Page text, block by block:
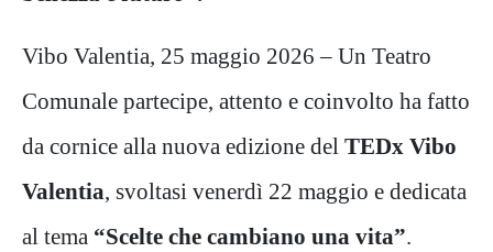
Vibo Valentia, 25 maggio 2026 – Un Teatro
Comunale partecipe, attento e coinvolto ha fatto
da cornice alla nuova edizione del TEDx Vibo
Valentia, svoltasi venerdì 22 maggio e dedicata
al tema “Scelte che cambiano una vita”.